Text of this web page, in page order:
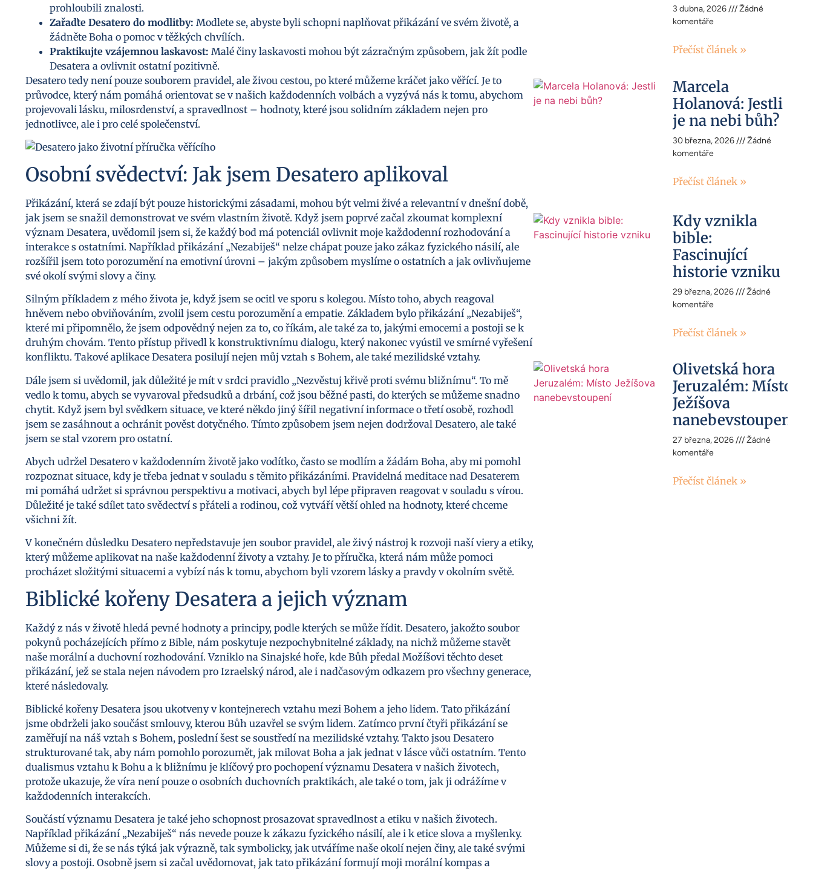
prohloubili znalosti.
Zařaďte Desatero do modlitby: Modlete se, abyste byli schopni naplňovat přikázání ve svém životě, a
žádněte Boha o pomoc v těžkých chvílích.
Praktikujte vzájemnou laskavost: Malé činy laskavosti mohou být zázračným způsobem, jak žít podle
Desatera a ovlivnit ostatní pozitivně.
Desatero tedy není pouze souborem pravidel, ale živou cestou, po které můžeme kráčet jako věřící. Je to
průvodce, který nám pomáhá orientovat se v našich každodenních volbách a vyzývá nás k tomu, abychom
projevovali lásku, milosrdenství, a spravedlnost – hodnoty, které jsou solidním základem nejen pro
jednotlivce, ale i pro celé společenství.
Osobní svědectví: Jak jsem Desatero aplikoval
Přikázání, která se zdají být pouze historickými zásadami, mohou být velmi živé a relevantní v dnešní době,
jak jsem se snažil demonstrovat ve svém vlastním životě. Když jsem poprvé začal zkoumat komplexní
význam Desatera, uvědomil jsem si, že každý bod má potenciál ovlivnit moje každodenní rozhodování a
interakce s ostatními. Například přikázání „Nezabiješ“ nelze chápat pouze jako zákaz fyzického násilí, ale
rozšířil jsem toto porozumění na emotivní úrovni – jakým způsobem myslíme o ostatních a jak ovlivňujeme
své okolí svými slovy a činy.
Silným příkladem z mého života je, když jsem se ocitl ve sporu s kolegou. Místo toho, abych reagoval
hněvem nebo obviňováním, zvolil jsem cestu porozumění a empatie. Základem bylo přikázání „Nezabiješ“,
které mi připomnělo, že jsem odpovědný nejen za to, co říkám, ale také za to, jakými emocemi a postoji se k
druhým chovám. Tento přístup přivedl k konstruktivnímu dialogu, který nakonec vyústil ve smírné vyřešení
konfliktu. Takové aplikace Desatera posilují nejen můj vztah s Bohem, ale také mezilidské vztahy.
Dále jsem si uvědomil, jak důležité je mít v srdci pravidlo „Nezvěstuj křivě proti svému bližnímu“. To mě
vedlo k tomu, abych se vyvaroval předsudků a drbání, což jsou běžné pasti, do kterých se můžeme snadno
chytit. Když jsem byl svědkem situace, ve které někdo jiný šířil negativní informace o třetí osobě, rozhodl
jsem se zasáhnout a ochránit pověst dotyčného. Tímto způsobem jsem nejen dodržoval Desatero, ale také
jsem se stal vzorem pro ostatní.
Abych udržel Desatero v každodenním životě jako vodítko, často se modlím a žádám Boha, aby mi pomohl
rozpoznat situace, kdy je třeba jednat v souladu s těmito přikázáními. Pravidelná meditace nad Desaterem
mi pomáhá udržet si správnou perspektivu a motivaci, abych byl lépe připraven reagovat v souladu s vírou.
Důležité je také sdílet tato svědectví s přáteli a rodinou, což vytváří větší ohled na hodnoty, které chceme
všichni žít.
V konečném důsledku Desatero nepředstavuje jen soubor pravidel, ale živý nástroj k rozvoji naší viery a etiky,
který můžeme aplikovat na naše každodenní životy a vztahy. Je to příručka, která nám může pomoci
procházet složitými situacemi a vybízí nás k tomu, abychom byli vzorem lásky a pravdy v okolním světě.
Biblické kořeny Desatera a jejich význam
Každý z nás v životě hledá pevné hodnoty a principy, podle kterých se může řídit. Desatero, jakožto soubor
pokynů pocházejících přímo z Bible, nám poskytuje nezpochybnitelné základy, na nichž můžeme stavět
naše morální a duchovní rozhodování. Vzniklo na Sinajské hoře, kde Bůh předal Možíšovi těchto deset
přikázání, jež se stala nejen návodem pro Izraelský národ, ale i nadčasovým odkazem pro všechny generace,
které následovaly.
Biblické kořeny Desatera jsou ukotveny v kontejnerech vztahu mezi Bohem a jeho lidem. Tato přikázání
jsme obdrželi jako součást smlouvy, kterou Bůh uzavřel se svým lidem. Zatímco první čtyři přikázání se
zaměřují na náš vztah s Bohem, poslední šest se soustředí na mezilidské vztahy. Takto jsou Desatero
strukturované tak, aby nám pomohlo porozumět, jak milovat Boha a jak jednat v lásce vůči ostatním. Tento
dualismus vztahu k Bohu a k bližnímu je klíčový pro pochopení významu Desatera v našich životech,
protože ukazuje, že víra není pouze o osobních duchovních praktikách, ale také o tom, jak ji odrážíme v
každodenních interakcích.
Součástí významu Desatera je také jeho schopnost prosazovat spravedlnost a etiku v našich životech.
Například přikázání „Nezabiješ“ nás nevede pouze k zákazu fyzického násilí, ale i k etice slova a myšlenky.
Můžeme si di, že se nás týká jak výrazně, tak symbolicky, jak utváříme naše okolí nejen činy, ale také svými
slovy a postoji. Osobně jsem si začal uvědomovat, jak tato přikázání formují moji morální kompas a
3 dubna, 2026
Žádné
komentáře
Přečíst článek »
Marcela
Holanová: Jestli
je na nebi bůh?
30 března, 2026
Žádné
komentáře
Přečíst článek »
Kdy vznikla
bible:
Fascinující
historie vzniku
29 března, 2026
Žádné
komentáře
Přečíst článek »
Olivetská hora
Jeruzalém: Místo
Ježíšova
nanebevstoupení
27 března, 2026
Žádné
komentáře
Přečíst článek »